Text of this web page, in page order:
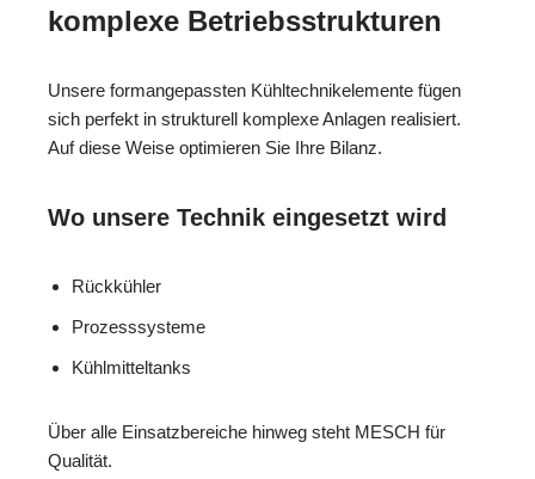
komplexe Betriebsstrukturen
Unsere formangepassten Kühltechnikelemente fügen
sich perfekt in strukturell komplexe Anlagen realisiert.
Auf diese Weise optimieren Sie Ihre Bilanz.
Wo unsere Technik eingesetzt wird
Rückkühler
Prozesssysteme
Kühlmitteltanks
Über alle Einsatzbereiche hinweg steht MESCH für
Qualität.